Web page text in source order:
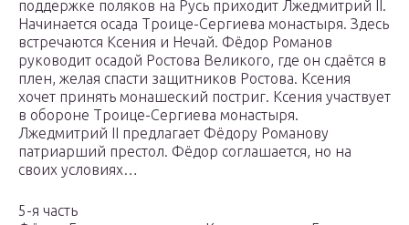
поддержке поляков на Русь приходит Лжедмитрий II.
Начинается осада Троице-Сергиева монастыря. Здесь
встречаются Ксения и Нечай. Фёдор Романов
руководит осадой Ростова Великого, где он сдаётся в
плен, желая спасти защитников Ростова. Ксения
хочет принять монашеский постриг. Ксения участвует
в обороне Троице-Сергиева монастыря.
Лжедмитрий II предлагает Фёдору Романову
патриарший престол. Фёдор соглашается, но на
своих условиях…
5-я часть